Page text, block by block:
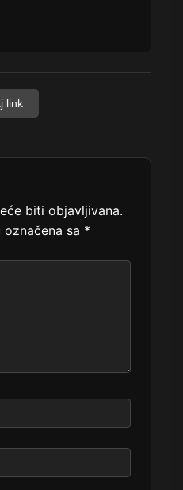
link
biti objavljivana.
sa *